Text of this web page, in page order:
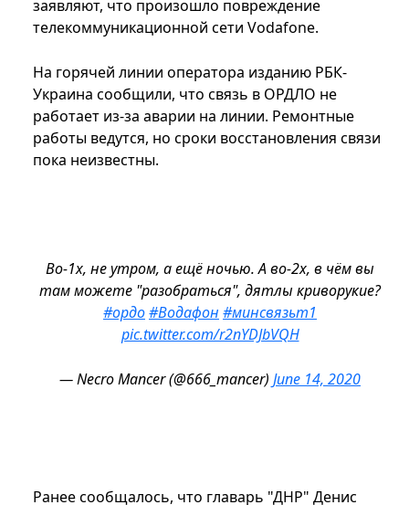
заявляют, что произошло повреждение
телекоммуникационной сети Vodafone.
На горячей линии оператора изданию РБК-
Украина сообщили, что связь в ОРДЛО не
работает из-за аварии на линии. Ремонтные
работы ведутся, но сроки восстановления связи
пока неизвестны.
Во-1х, не утром, а ещё ночью. А во-2х, в чём вы
там можете "разобраться", дятлы криворукие?
#ордо#Водафон #минсвязьт1
pic.twitter.com/r2nYDJbVQH
— Necro Mancer (@666_mancer) June 14, 2020
Ранее сообщалось, что главарь "ДНР" Денис